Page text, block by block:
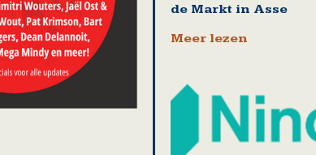
de Markt in Asse
Meer lezen